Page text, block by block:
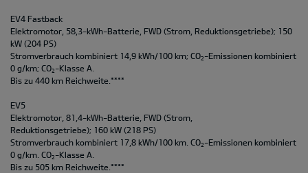
EV4 Fastback
Elektromotor, 58,3-kWh-Batterie, FWD (Strom, Reduktionsgetriebe); 150
kW (204 PS)
Stromverbrauch kombiniert 14,9 kWh/100 km; CO2 -Emissionen kombiniert
0 g/km; CO2 -Klasse A.
Bis zu 440 km Reichweite.****
EV5
Elektromotor, 81,4-kWh-Batterie, FWD (Strom,
Reduktionsgetriebe); 160 kW (218 PS)
Stromverbrauch kombiniert 17,8 kWh/100 km. CO2 -Emissionen kombiniert
0 g/km. CO2 -Klasse A.
Bis zu 505 km Reichweite.****